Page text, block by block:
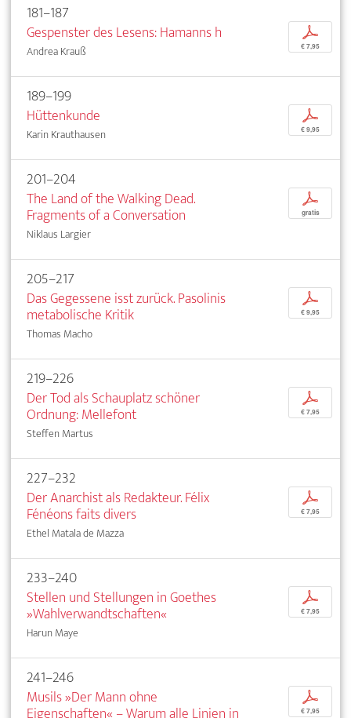
181–187
Gespenster des Lesens: Hamanns h
Andrea Krauß
p
€ 7,95
189–199
Hüttenkunde
Karin Krauthausen
p
€ 9,95
201–204
The Land of the Walking Dead.
Fragments of a Conversation
Niklaus Largier
p
gratis
205–217
Das Gegessene isst zurück. Pasolinis
metabolische Kritik
Thomas Macho
p
€ 9,95
219–226
Der Tod als Schauplatz schöner
Ordnung: Mellefont
Steffen Martus
p
€ 7,95
227–232
Der Anarchist als Redakteur. Félix
Fénéons faits divers
Ethel Matala de Mazza
p
€ 7,95
233–240
Stellen und Stellungen in Goethes
»Wahlverwandtschaften«
Harun Maye
p
€ 7,95
241–246
Musils »Der Mann ohne
p
€ 7,95